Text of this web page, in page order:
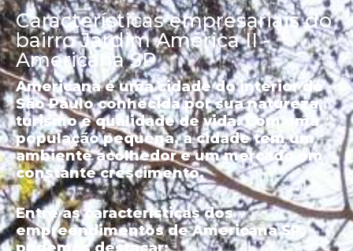
Características empresariais do
bairro Jardim América II -
Americana SP
Americana é uma cidade do interior de
São Paulo conhecida por sua natureza,
turismo e qualidade de vida. Com uma
população pequena, a cidade tem um
ambiente acolhedor e um mercado em
constante crescimento.
Entre as características dos
empreendimentos de Americana SP,